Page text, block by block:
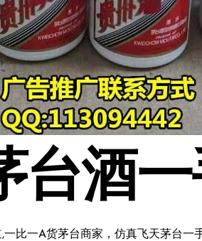
台酒
比一A货茅台商家，仿真飞天茅台一